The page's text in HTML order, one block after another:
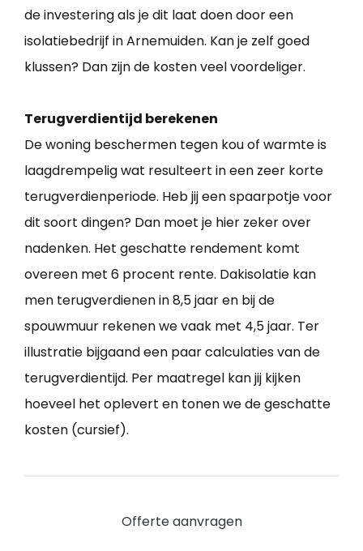
de investering als je dit laat doen door een
isolatiebedrijf in Arnemuiden. Kan je zelf goed
klussen? Dan zijn de kosten veel voordeliger.
Terugverdientijd berekenen
De woning beschermen tegen kou of warmte is
laagdrempelig wat resulteert in een zeer korte
terugverdienperiode. Heb jij een spaarpotje voor
dit soort dingen? Dan moet je hier zeker over
nadenken. Het geschatte rendement komt
overeen met 6 procent rente. Dakisolatie kan
men terugverdienen in 8,5 jaar en bij de
spouwmuur rekenen we vaak met 4,5 jaar. Ter
illustratie bijgaand een paar calculaties van de
terugverdientijd. Per maatregel kan jij kijken
hoeveel het oplevert en tonen we de geschatte
kosten (cursief).
Offerte aanvragen